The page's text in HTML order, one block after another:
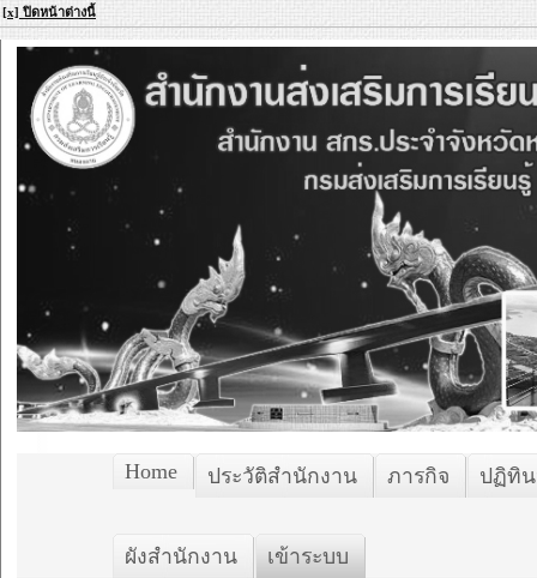
[x] ปิดหน้าต่างนี้
Home ประวัติสำนักงาน ภารกิจ ปฏิทิ
ผังสำนักงาน เข้าระบบ